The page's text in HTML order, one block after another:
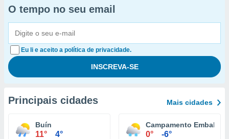
O tempo no seu email
Eu li e aceito a política de privacidade.
Principais cidades Mais cidades
Buín
11° 4°
Campamento Embalse
0° -6°